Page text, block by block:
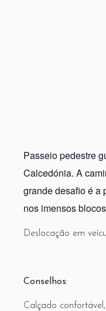
Passeio pedestre
Calcedónia. A
grande desafio é a
nos imensos
Deslocação em
Conselhos:
Calçado